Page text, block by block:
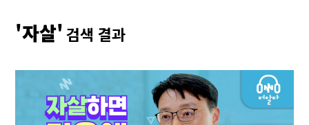
선한영향력 예술&영감
'자살'검색 결과